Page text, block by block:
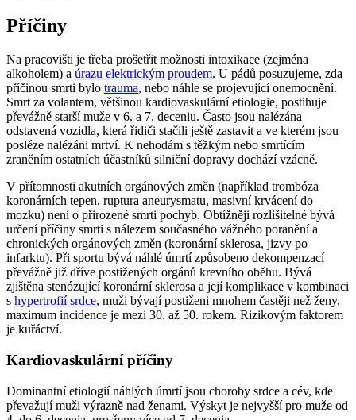
Příčiny
Na pracovišti je třeba prošetřit možnosti intoxikace (zejména
alkoholem) a úrazu elektrickým proudem. U pádů posuzujeme, zda
příčinou smrti bylo trauma, nebo náhle se projevující onemocnění.
Smrt za volantem, většinou kardiovaskulární etiologie, postihuje
převážně starší muže v 6. a 7. deceniu. Často jsou nalézána
odstavená vozidla, která řidiči stačili ještě zastavit a ve kterém jsou
posléze nalézáni mrtví. K nehodám s těžkým nebo smrtícím
zraněním ostatních účastníků silniční dopravy dochází vzácně.
V přítomnosti akutních orgánových změn (například trombóza
koronárních tepen, ruptura aneurysmatu, masivní krvácení do
mozku) není o přirozené smrti pochyb. Obtížněji rozlišitelné bývá
určení příčiny smrti s nálezem současného vážného poranění a
chronických orgánových změn (koronární sklerosa, jizvy po
infarktu). Při sportu bývá náhlé úmrtí způsobeno dekompenzací
převážně již dříve postižených orgánů krevního oběhu. Bývá
zjištěna stenózující koronární sklerosa a její komplikace v kombinaci
s hypertrofií srdce, muži bývají postiženi mnohem častěji než ženy,
maximum incidence je mezi 30. až 50. rokem. Rizikovým faktorem
je kuřáctví.
Kardiovaskulární příčiny
Dominantní etiologií náhlých úmrtí jsou choroby srdce a cév, kde
převažují muži výrazně nad ženami. Výskyt je nejvyšší pro muže od